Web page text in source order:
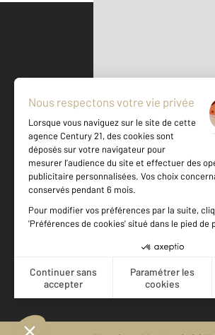
500 m ©
Votre agence est
Achat